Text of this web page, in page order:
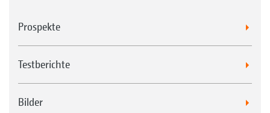
Prospekte
Testberichte
Bilder